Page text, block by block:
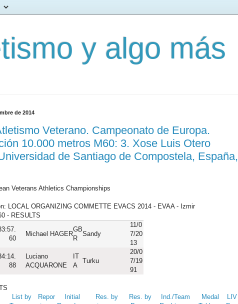
y algo más
de 2014
Veterano. Campeonato de Europa.
10.000 metros M60: 3. Xose Luis Otero
de Santiago de Compostela, España,
Veterans Athletics Championships
LOCAL ORGANIZING COMMETTE EVACS 2014 - EVAA - Izmir
- RESULTS
60
Michael HAGER
GB
R
Sandy
11/0
7/20
13
88
Luciano
ACQUARONE
IT
A
Turku
20/0
7/19
91
List by
Repor
Initial
Res. by
Res. by
Ind./Team
Medal
LIV